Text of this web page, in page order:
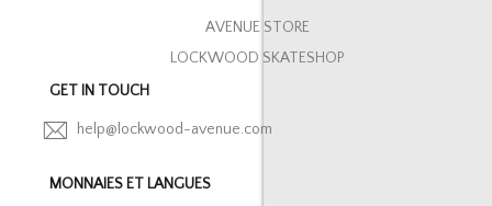
AVENUE STORE
LOCKWOOD SKATESHOP
GET IN TOUCH
help@lockwood-avenue.com
MONNAIES ET LANGUES